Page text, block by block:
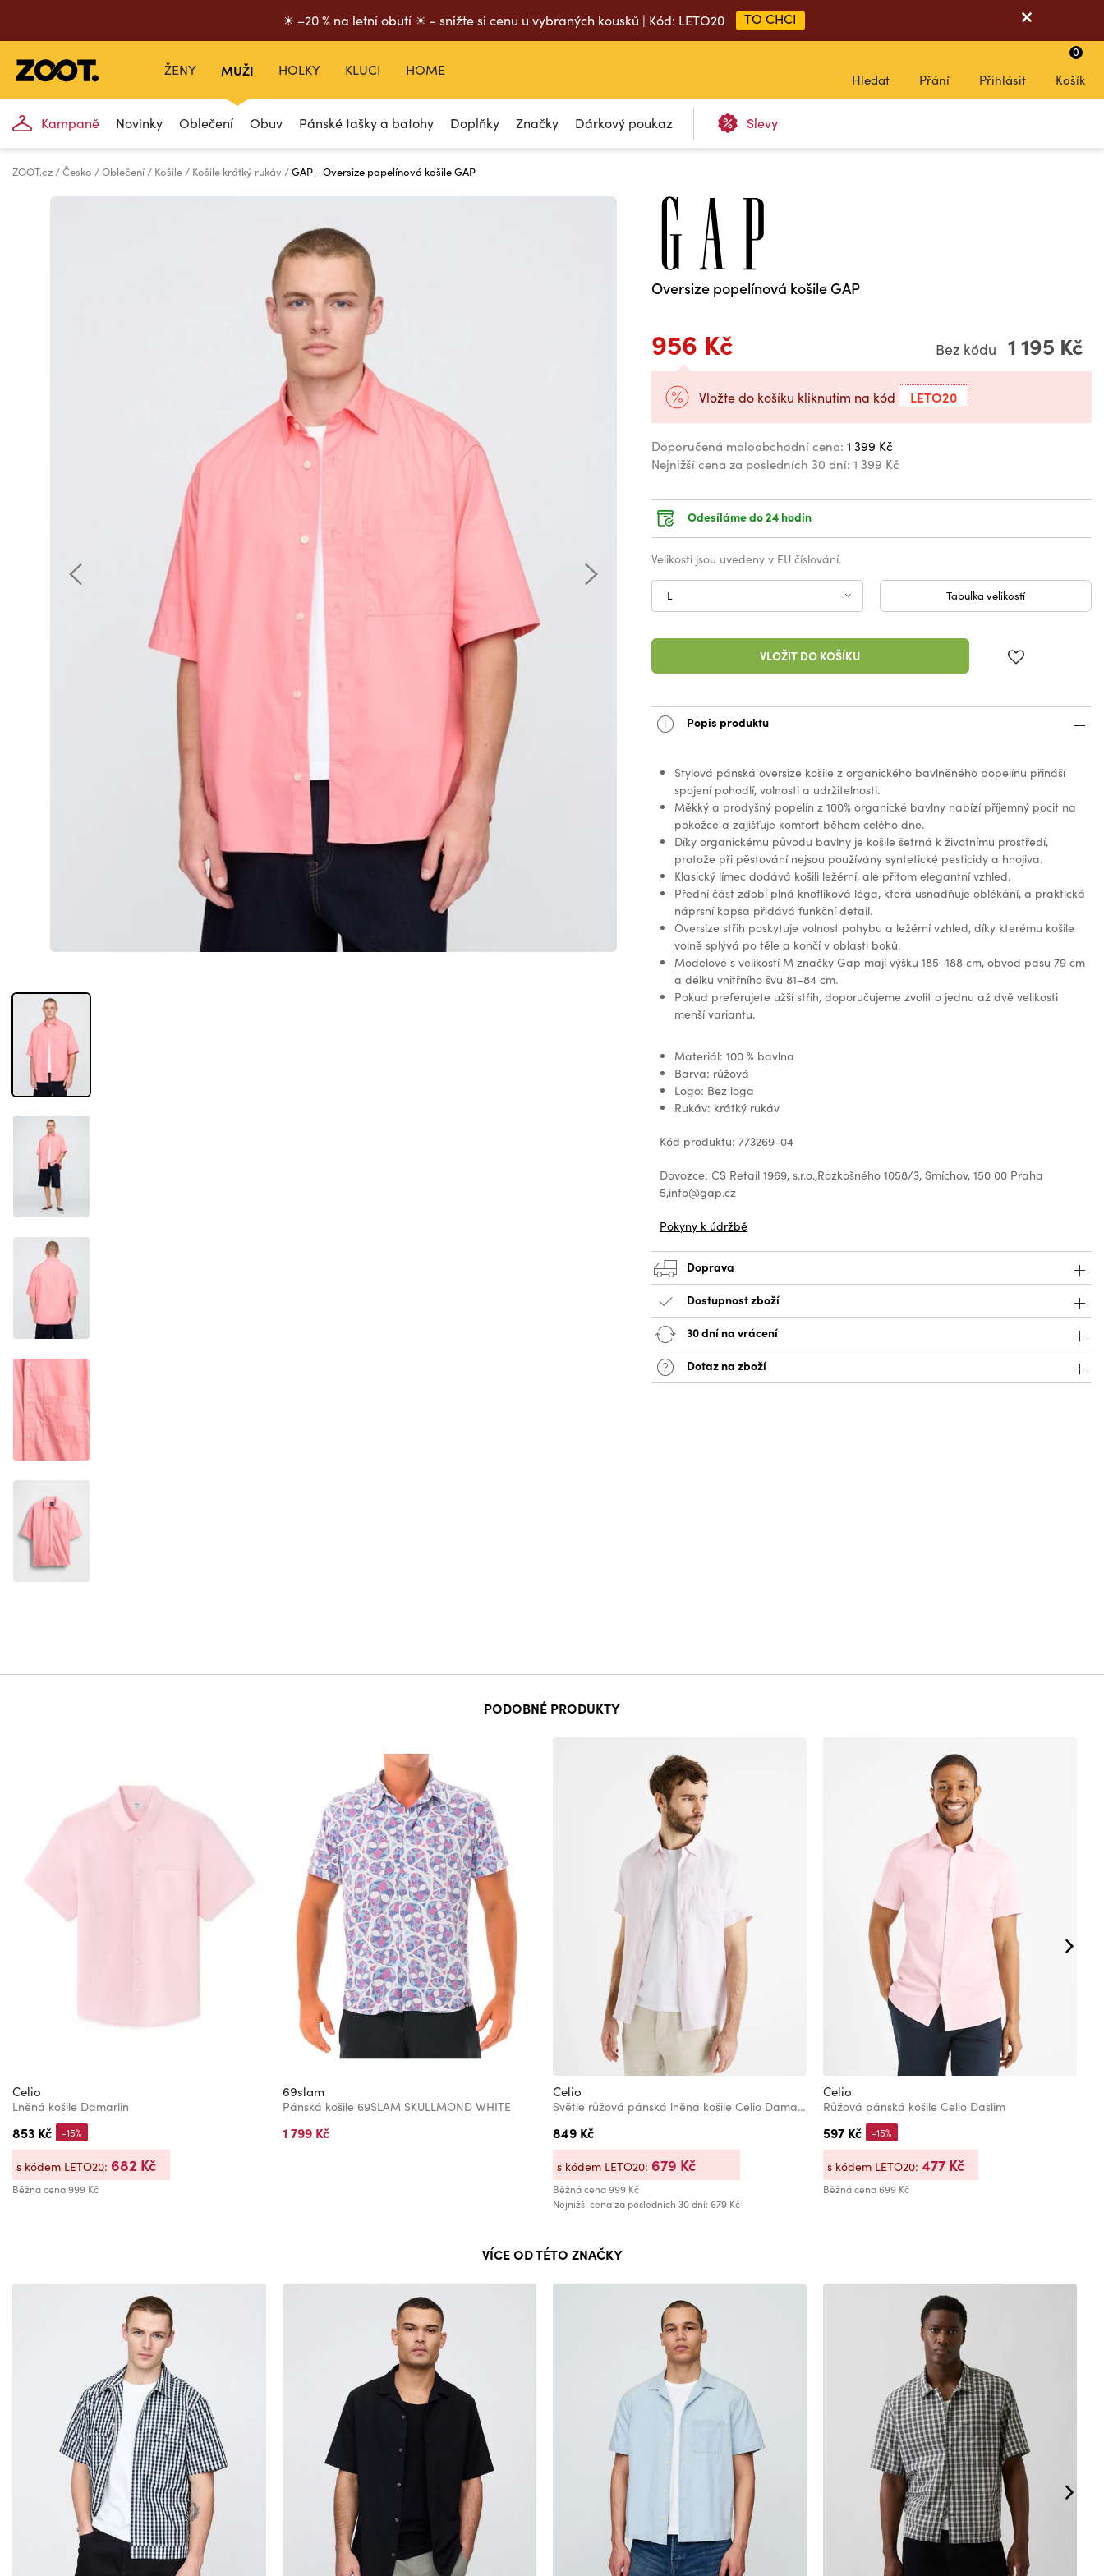
☀ –20 % na letní obutí ☀ - snižte si cenu u vybraných kousků | Kód: LETO20 TO CHCI
ŽENY MUŽI
Kampaně Novinky Oblečení Obuv Pánské tašky a batohy Doplňky Značky Dárkový poukaz Slevy
HOLKY KLUCI HOME
Hledat Přání Přihlásit Košík
0
ZOOT.cz Česko Oblečení Košile Košile krátký rukáv GAP - Oversize popelínová košile GAP
Oversize popelínová košile GAP
956 Kč Bez kódu 1 195 Kč
Vložte do košíku kliknutím na kód LETO20
Doporučená maloobchodní cena: 1 399 Kč
Nejnižší cena za posledních 30 dní: 1 399 Kč
Odesíláme do 24 hodin
Velikosti jsou uvedeny v EU číslování.
L Tabulka velikostí
VLOŽIT DO KOŠÍKU
Popis produktu
Stylová pánská oversize košile z organického bavlněného popelínu přináší
spojení pohodlí, volnosti a udržitelnosti.
Měkký a prodyšný popelín z 100% organické bavlny nabízí příjemný pocit na
pokožce a zajišťuje komfort během celého dne.
Díky organickému původu bavlny je košile šetrná k životnímu prostředí,
protože při pěstování nejsou používány syntetické pesticidy a hnojiva.
Klasický límec dodává košili ležérní, ale přitom elegantní vzhled.
Přední část zdobí plná knoflíková léga, která usnadňuje oblékání, a praktická
náprsní kapsa přidává funkční detail.
Oversize střih poskytuje volnost pohybu a ležérní vzhled, díky kterému košile
volně splývá po těle a končí v oblasti boků.
Modelové s velikostí M značky Gap mají výšku 185–188 cm, obvod pasu 79 cm
a délku vnitřního švu 81–84 cm.
Pokud preferujete užší střih, doporučujeme zvolit o jednu až dvě velikosti
menší variantu.
Materiál: 100 % bavlna
Barva: růžová
Logo: Bez loga
Rukáv: krátký rukáv
Kód produktu: 773269-04
Dovozce: CS Retail 1969, s.r.o.,Rozkošného 1058/3, Smíchov, 150 00 Praha
5,info@gap.cz
Pokyny k údržbě
Doprava
Dostupnost zboží
30 dní na vrácení
Dotaz na zboží
PODOBNÉ PRODUKTY
Celio
Lněná košile Damarlin
853 Kč
Běžná cena999 Kč
-15%
s kódem LETO20: 682 Kč
69slam
Pánská košile 69SLAM SKULLMOND WHITE
1 799 Kč
Celio
Světle růžová pánská lněná košile Celio Damarlin
849 Kč
Běžná cena999 Kč
Nejnižší cena za posledních 30 dní: 679 Kč
s kódem LETO20: 679 Kč
Celio
Růžová pánská košile Celio Daslim
597 Kč
Běžná cena699 Kč
-15%
s kódem LETO20: 477 Kč
VÍCE OD TÉTO ZNAČKY